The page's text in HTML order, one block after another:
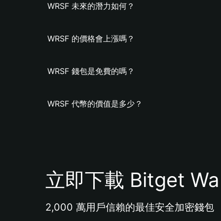
WRSF 未來的潛力如何？
WRSF 的價格會上漲嗎？
WRSF 錢包是免費的嗎？
WRSF 代幣的價值是多少？
立即下載 Bitget
2,000 萬用戶信賴的最佳安全加密錢包